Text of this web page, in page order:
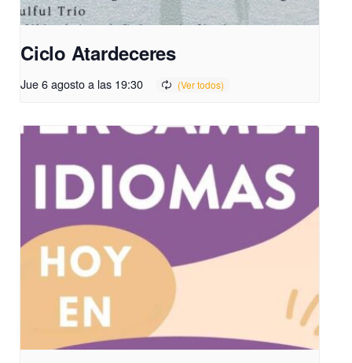
Ciclo Atardeceres
Jue 6 agosto a las 19:30